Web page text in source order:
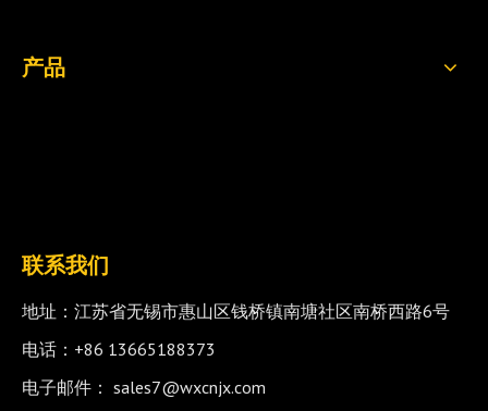
产品
联系我们
地址：江苏省无锡市惠山区钱桥镇南塘社区南桥西路6号
电话：+86 13665188373
电子邮件： sales7@wxcnjx.com